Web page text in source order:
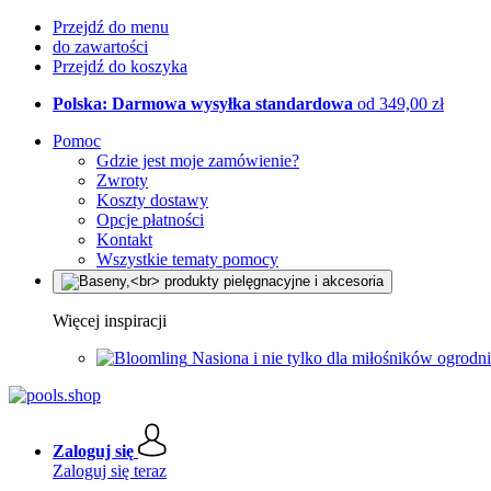
Przejdź do menu
do zawartości
Przejdź do koszyka
Polska: Darmowa wysyłka standardowa od 349,00 zł
Pomoc
Gdzie jest moje zamówienie?
Zwroty
Koszty dostawy
Opcje płatności
Kontakt
Wszystkie tematy pomocy
Więcej inspiracji
Nasiona i nie tylko dla miłośników
Zaloguj się
Zaloguj się teraz